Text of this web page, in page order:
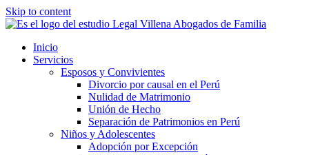
Skip to content
Inicio
Servicios
Esposos y Convivientes
Divorcio por causal en el Perú
Nulidad de Matrimonio
Unión de Hecho
Separación de Patrimonios en Perú
Niños y Adolescentes
Adopción por Excepción